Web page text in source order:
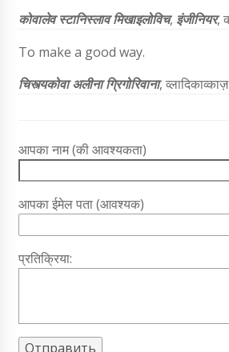
कोवालेव स्टानिस्लाव मिखाइलोविच, इंजीनियर,
To make a good way.
चिस्त्यकोवा अलीना ग्रिगोरिवाना, व्लादिकाव्काज़
आपका नाम (की आवश्यकता)
आपका ईमेल पता (आवश्यक)
प्रतिक्रिया: